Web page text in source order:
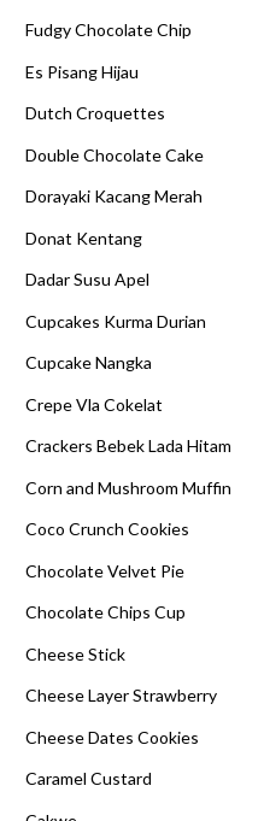
Fudgy Chocolate Chip
Es Pisang Hijau
Dutch Croquettes
Double Chocolate Cake
Dorayaki Kacang Merah
Donat Kentang
Dadar Susu Apel
Cupcakes Kurma Durian
Cupcake Nangka
Crepe Vla Cokelat
Crackers Bebek Lada Hitam
Corn and Mushroom Muffin
Coco Crunch Cookies
Chocolate Velvet Pie
Chocolate Chips Cup
Cheese Stick
Cheese Layer Strawberry
Cheese Dates Cookies
Caramel Custard